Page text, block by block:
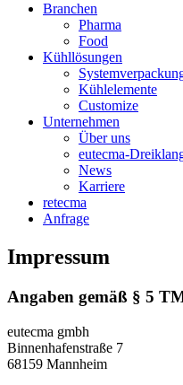
Branchen
Pharma
Food
Kühllösungen
Kühlelemente
Customize
Unternehmen
Über uns
eutecma-
News
Karriere
retecma
Anfrage
Impressum
Angaben gemäß § 5
eutecma gmbh
Binnenhafenstraße 7
68159 Mannheim